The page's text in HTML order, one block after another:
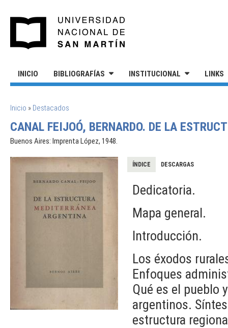
INICIO BIBLIOGRAFÍAS INSTITUCIONAL LINKS
SE ENCUENTRA USTED AQUÍ
Inicio » Destacados
CANAL FEIJOÓ, BERNARDO. DE LA
Buenos Aires: Imprenta López, 1948.
ÍNDICE DESCARGAS
Dedicatoria.
Mapa general.
Introducción.
Los éxodos
Enfoques
Qué es el pueblo
argentinos.
estructura